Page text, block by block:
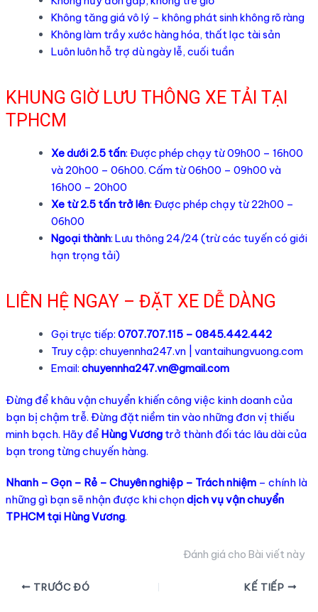
Không tăng giá vô lý – không phát sinh không rõ ràng
Không làm trầy xước hàng hóa, thất lạc tài sản
Luôn luôn hỗ trợ dù ngày lễ, cuối tuần
KHUNG GIỜ LƯU THÔNG XE TẢI TẠI
TPHCM
Xe dưới 2.5 tấn: Được phép chạy từ 09h00 – 16h00
và 20h00 – 06h00. Cấm từ 06h00 – 09h00 và
16h00 – 20h00
Xe từ 2.5 tấn trở lên: Được phép chạy từ 22h00 –
06h00
Ngoại thành: Lưu thông 24/24 (trừ các tuyến có giới
hạn trọng tải)
LIÊN HỆ NGAY – ĐẶT XE DỄ DÀNG
Gọi trực tiếp: 0707.707.115 – 0845.442.442
Truy cập: chuyennha247.vn| vantaihungvuong.com
Email: chuyennha247.vn@gmail.com
Đừng để khâu vận chuyển khiến công việc kinh doanh của
bạn bị chậm trễ. Đừng đặt niềm tin vào những đơn vị thiếu
minh bạch. Hãy để Hùng Vươngtrở thành đối tác lâu dài của
bạn trong từng chuyến hàng.
Nhanh – Gọn – Rẻ – Chuyên nghiệp – Trách nhiệm– chính là
những gì bạn sẽ nhận được khi chọndịch vụ vận chuyển
TPHCM tại Hùng Vương.
Đánh giá cho Bài viết này
Điều TRƯỚC ĐÓ KẾ TIẾP